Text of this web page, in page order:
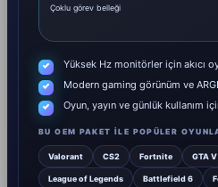
Çoklu görev belleği
Yüksek Hz monitörler için akıcı
Modern gaming görünüm ve
Oyun, yayın ve günlük kullanım
BU OEM PAKET ILE POPÜLER
Valorant CS2 Fortnite GTA V
League of Legends Battlefield 6